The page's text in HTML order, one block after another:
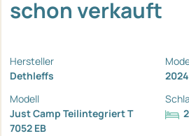
schon verkauft
Hersteller
Dethleffs
2024
Modell
Just Camp Teilintegriert T
7052 EB
2